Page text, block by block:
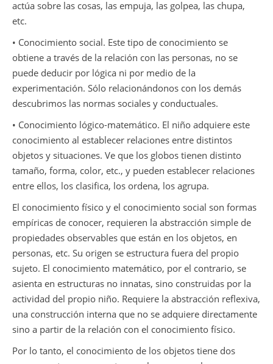
actúa sobre las cosas, las empuja, las golpea, las chupa,
etc.
• Conocimiento social. Este tipo de conocimiento se
obtiene a través de la relación con las personas, no se
puede deducir por lógica ni por medio de la
experimentación. Sólo relacionándonos con los demás
descubrimos las normas sociales y conductuales.
• Conocimiento lógico-matemático. El niño adquiere este
conocimiento al establecer relaciones entre distintos
objetos y situaciones. Ve que los globos tienen distinto
tamaño, forma, color, etc., y pueden establecer relaciones
entre ellos, los clasifica, los ordena, los agrupa.
El conocimiento físico y el conocimiento social son formas
empíricas de conocer, requieren la abstracción simple de
propiedades observables que están en los objetos, en
personas, etc. Su origen se estructura fuera del propio
sujeto. El conocimiento matemático, por el contrario, se
asienta en estructuras no innatas, sino construidas por la
actividad del propio niño. Requiere la abstracción reflexiva,
una construcción interna que no se adquiere directamente
sino a partir de la relación con el conocimiento físico.
Por lo tanto, el conocimiento de los objetos tiene dos